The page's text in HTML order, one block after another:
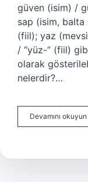
güven (isim) /
sap (isim,
(fiil); yaz
/ “yüz-” (fiil)
olarak
nelerdir?…
Devamını okuyun